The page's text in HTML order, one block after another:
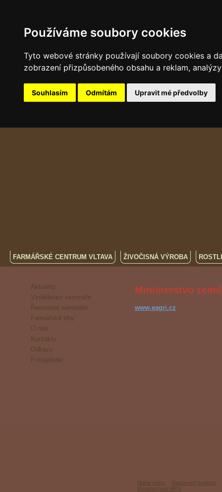
Používáme soubory cookies
Tyto webové stránky používají soubory cookies a
zobrazení přizpůsobeného obsahu a reklam,
Souhlasím Odmítám Upravit mé předvolby
FARMÁŘSKÉ CENTRUM VLTAVA ŽIVOČISNÁ VÝROBA
Aktuality
Vzdělávací semináře
Řemeslné semináře
Farmářské trhy
O nás
Kontakty
Odkazy
Fotogalerie
Ministerstvo
www.eagri.cz
Mapa webu
Nastavení cookies
Vygeneroval WRS